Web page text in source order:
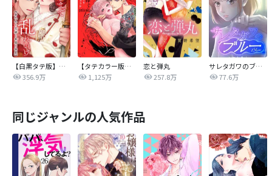
【白黒タテ版】孕むまで乱れいけ～身代わり花嫁と軍服の猛愛
356.9万
【タテカラー版】漣蒼士に処女を捧ぐ～さあ、じっくり愛でましょうか
1,125万
恋と弾丸
257.8万
サレタガワのブルー【タテヨミ】
77.6万
同じジャンルの人気作品